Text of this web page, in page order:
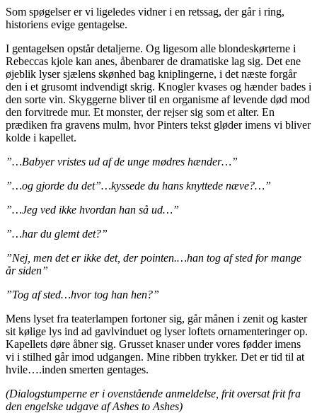
Som spøgelser er vi ligeledes vidner i en retssag, der går i ring,
historiens evige gentagelse.
I gentagelsen opstår detaljerne. Og ligesom alle blondeskørterne i
Rebeccas kjole kan anes, åbenbarer de dramatiske lag sig. Det ene
øjeblik lyser sjælens skønhed bag kniplingerne, i det næste forgår
den i et grusomt indvendigt skrig. Knogler kvases og hænder bades i
den sorte vin. Skyggerne bliver til en organisme af levende død mod
den forvitrede mur. Et monster, der rejser sig som et alter. En
prædiken fra gravens mulm, hvor Pinters tekst gløder imens vi bliver
kolde i kapellet.
”…Babyer vristes ud af de unge mødres hænder…”
”…og gjorde du det”…kyssede du hans knyttede næve?…”
”…Jeg ved ikke hvordan han så ud…”
”…har du glemt det?”
”Nej, men det er ikke det, der pointen.…han tog af sted for mange
år siden”
”Tog af sted…hvor tog han hen?”
Mens lyset fra teaterlampen fortoner sig, går månen i zenit og kaster
sit kølige lys ind ad gavlvinduet og lyser loftets ornamenteringer op.
Kapellets døre åbner sig. Grusset knaser under vores fødder imens
vi i stilhed går imod udgangen. Mine ribben trykker. Det er tid til at
hvile….inden smerten gentages.
(Dialogstumperne er i ovenstående anmeldelse, frit oversat frit fra
den engelske udgave af Ashes to Ashes)